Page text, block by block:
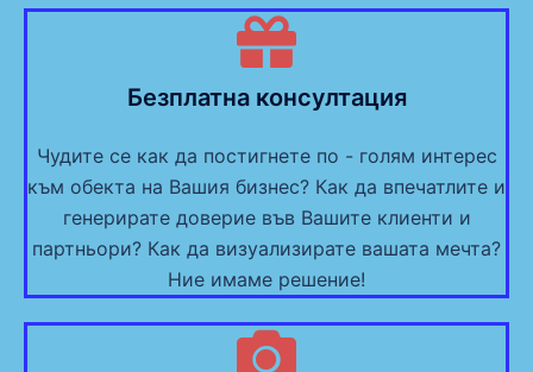
Безплатна консултация
Чудите се как да постигнете по - голям интерес
към обекта на Вашия бизнес? Как да впечатлите и
генерирате доверие във Вашите клиенти и
партньори? Как да визуализирате вашата мечта?
Ние имаме решение!